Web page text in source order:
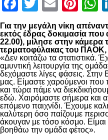
Για την μεγάλη νίκη
εκτός έδρας δοκιμασία που
22.00), μίλησε στην κάμερα
τερματοφύλακας του ΠΑΟΚ,
«Δεν κοιτάζω τα στατιστικά.
αμυντική λειτουργία της
δεχόμαστε λίγες φάσεις.
μας. Είμαστε χαρούμενοι
και τώρα πάμε να
εδώ. Χαιρόμαστε σήμερα και
επόμενο παιχνίδι. Έχουμε
καλύτερη όσο παίζουμε
άκουγαν με τόσο κόσμο.
βοηθάω την ομάδα φέτος».